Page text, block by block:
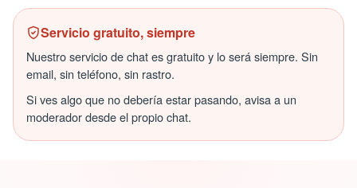
Servicio gratuito, siempre
Nuestro servicio de chat es gratuito y lo será siempre. Sin
email, sin teléfono, sin rastro.
Si ves algo que no debería estar pasando, avisa a un
moderador desde el propio chat.